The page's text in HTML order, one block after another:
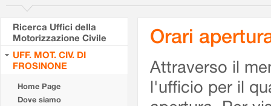
Ricerca Uffici della
Motorizzazione Civile
UFF. MOT. CIV. DI
FROSINONE
Home Page
Dove siamo
Orari
Attraverso il
l'ufficio per il